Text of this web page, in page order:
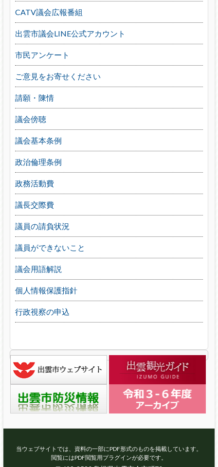
CATV議会広報番組
出雲市議会LINE公式アカウント
市民アンケート
ご意見をお寄せください
請願・陳情
議会傍聴
議会基本条例
政治倫理条例
政務活動費
議長交際費
議員の請負状況
議員ができないこと
議会用語解説
個人情報保護指針
行政視察の申込
当ウェブサイトでは、資料の一部にPDF形式のものを掲載しています。
閲覧にはPDF閲覧用プラグインが必要です。